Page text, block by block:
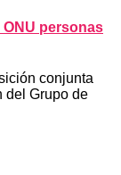
personas
conjunta
del Grupo de